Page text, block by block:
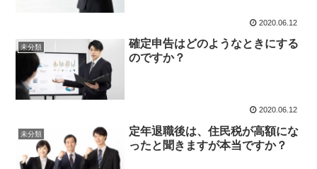
2020.06.12
未分類
確定申告はどのようなときにする
のですか？
2020.06.12
未分類
定年退職後は、住民税が高額にな
ったと聞きますが本当ですか？